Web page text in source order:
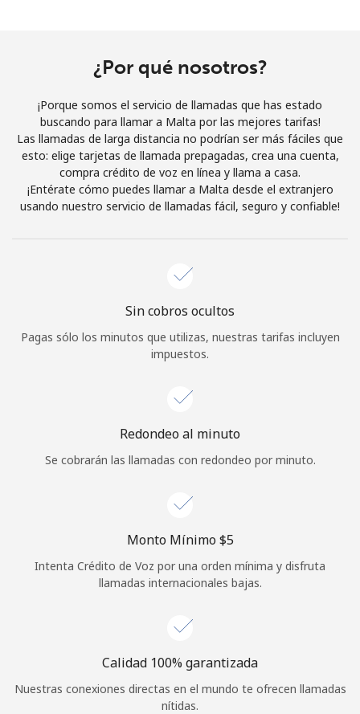
Únete
¡Hola!
Inicia sesión oREGÍSTRATE →
¿Olvidaste tu contraseña? →
o
Continuar con
¿Por qué nosotros?
¡Porque somos el servicio de llamadas que has estado
buscando para llamar a Malta por las mejores tarifas!
Las llamadas de larga distancia no podrían ser más fáciles que
esto: elige tarjetas de llamada prepagadas, crea una cuenta,
compra crédito de voz en línea y llama a casa.
¡Entérate cómo puedes llamar a Malta desde el extranjero
usando nuestro servicio de llamadas fácil, seguro y confiable!
Sin cobros ocultos
Pagas sólo los minutos que utilizas, nuestras tarifas incluyen
impuestos.
Redondeo al minuto
Se cobrarán las llamadas con redondeo por minuto.
Monto Mínimo ⁦$5⁩
Intenta Crédito de Voz por una orden mínima y disfruta
llamadas internacionales bajas.
Calidad 100% garantizada
Nuestras conexiones directas en el mundo te ofrecen llamadas
nítidas.